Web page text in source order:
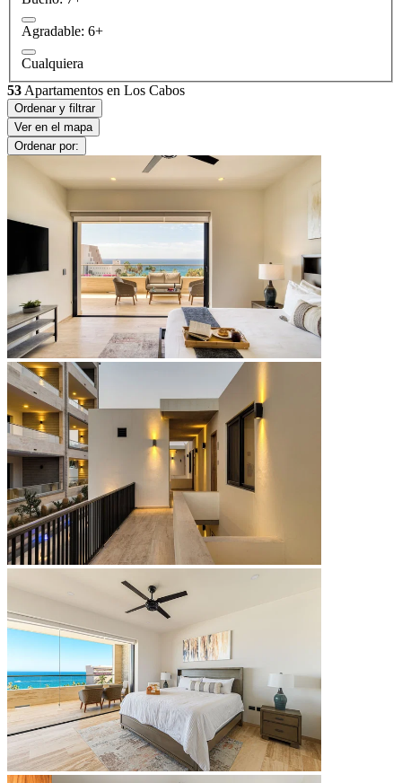
Agradable: 6+
Cualquiera
53 Apartamentos en Los Cabos
Ordenar y filtrar
Ver en el mapa
Ordenar por: